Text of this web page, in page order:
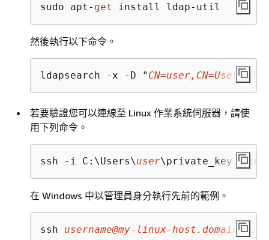
sudo apt- get install ldap-util
然後執行以下命令。
ldapsearch -x -D "
若要驗證您可以連線至 Linux 作業系統伺服器，請使
用下列命令。
ssh -i C:\Users\user\private_key.pem
在 Windows 中以管理員身分執行先前的範例。
ssh username@my-linux-host.domain.com